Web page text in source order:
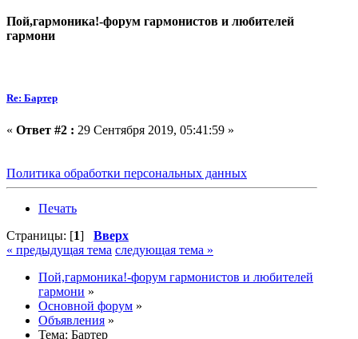
Пой,гармоника!-форум гармонистов и любителей
гармони
Re: Бартер
« Ответ #2 : 29 Сентября 2019, 05:41:59 »
Политика обработки персональных данных
Печать
Страницы: [1] Вверх
« предыдущая тема следующая тема »
Пой,гармоника!-форум гармонистов и любителей
гармони »
Основной форум »
Объявления »
Тема: Бартер